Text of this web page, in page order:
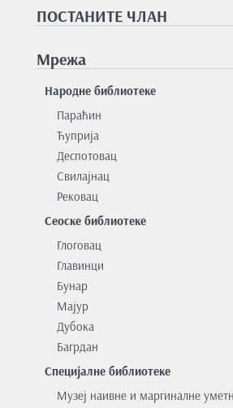
ПОСТАНИТЕ ЧЛАН
Мрежа
Народне библиотеке
Параћин
Ћуприја
Деспотовац
Свилајнац
Рековац
Сеоске библиотеке
Глоговац
Главинци
Бунар
Мајур
Дубока
Багрдан
Специјалне библиотеке
Музеј наивне и маргиналне